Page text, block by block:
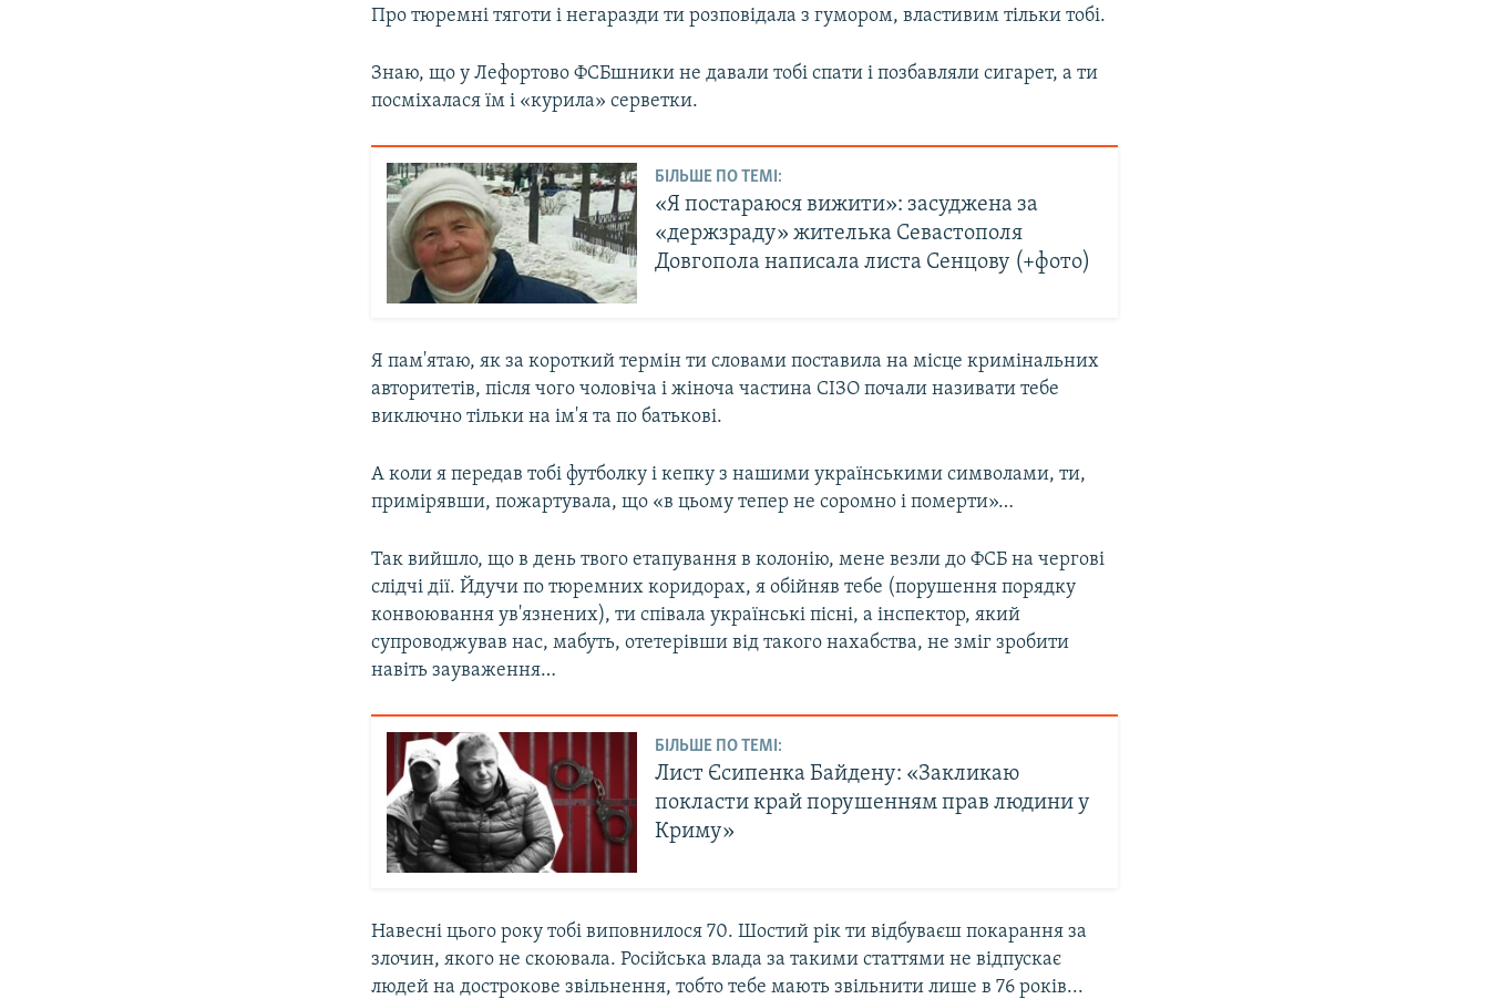
Про тюремні тяготи і негаразди ти розповідала з гумором, властивим тільки тобі.
Знаю, що у Лефортово ФСБшники не давали тобі спати і позбавляли сигарет, а ти
посміхалася їм і «курила» серветки.
БІЛЬШЕ ПО ТЕМІ:
«Я постараюся вижити»: засуджена за
«держзраду» жителька Севастополя
Довгопола написала листа Сенцову (+фото)
Я пам'ятаю, як за короткий термін ти словами поставила на місце кримінальних
авторитетів, після чого чоловіча і жіноча частина СІЗО почали називати тебе
виключно тільки на ім'я та по батькові.
А коли я передав тобі футболку і кепку з нашими українськими символами, ти,
примірявши, пожартувала, що «в цьому тепер не соромно і померти»…
Так вийшло, що в день твого етапування в колонію, мене везли до ФСБ на чергові
слідчі дії. Йдучи по тюремних коридорах, я обійняв тебе (порушення порядку
конвоювання ув'язнених), ти співала українські пісні, а інспектор, який
супроводжував нас, мабуть, отетерівши від такого нахабства, не зміг зробити
навіть зауваження…
БІЛЬШЕ ПО ТЕМІ:
Лист Єсипенка Байдену: «Закликаю
покласти край порушенням прав людини у
Криму»
Навесні цього року тобі виповнилося 70. Шостий рік ти відбуваєш покарання за
злочин, якого не скоювала. Російська влада за такими статтями не відпускає
людей на дострокове звільнення, тобто тебе мають звільнити лише в 76 років...